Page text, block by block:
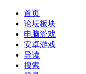
首页
论坛板块
电脑游戏
安卓游戏
导读
搜索